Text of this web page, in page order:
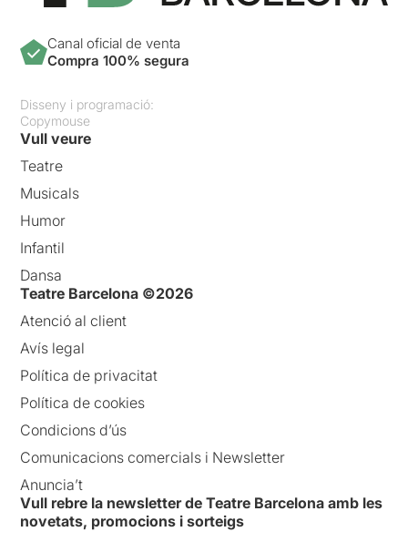
Canal oficial de venta
Compra 100% segura
Disseny i programació:
Copymouse
Vull veure
Teatre
Musicals
Humor
Infantil
Dansa
Teatre Barcelona ©2026
Atenció al client
Avís legal
Política de privacitat
Política de cookies
Condicions d’ús
Comunicacions comercials i Newsletter
Anuncia’t
Vull rebre la newsletter de Teatre Barcelona amb les
novetats, promocions i sorteigs